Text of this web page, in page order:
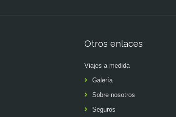
Otros enlaces
Viajes a medida
Galería
Sobre nosotros
Seguros